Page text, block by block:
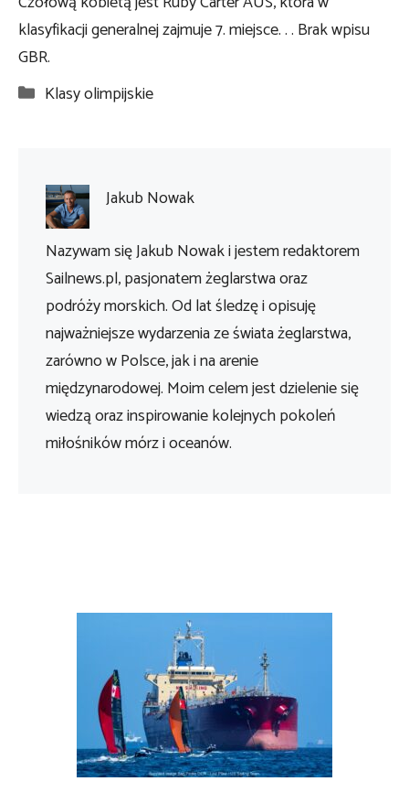
klasyfikacji generalnej zajmuje 7. miejsce. . . Brak wpisu
GBR.
Kategorie
Klasy olimpijskie
Jakub Nowak
Nazywam się Jakub Nowak i jestem redaktorem
Sailnews.pl, pasjonatem żeglarstwa oraz
podróży morskich. Od lat śledzę i opisuję
najważniejsze wydarzenia ze świata żeglarstwa,
zarówno w Polsce, jak i na arenie
międzynarodowej. Moim celem jest dzielenie się
wiedzą oraz inspirowanie kolejnych pokoleń
miłośników mórz i oceanów.